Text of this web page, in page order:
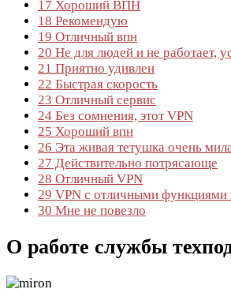
17 Хороший ВПН
18 Рекомендую
19 Отличный впн
20 Не для людей и не работает,
21 Приятно удивлен
22 Быстрая скорость
23 Отличный сервис
24 Без сомнения, этот VPN
25 Хороший впн
26 Эта живая тетушка очень
27 Действительно потрясающе
28 Отличный VPN
29 VPN с отличными
30 Мне не повезло
О работе службы